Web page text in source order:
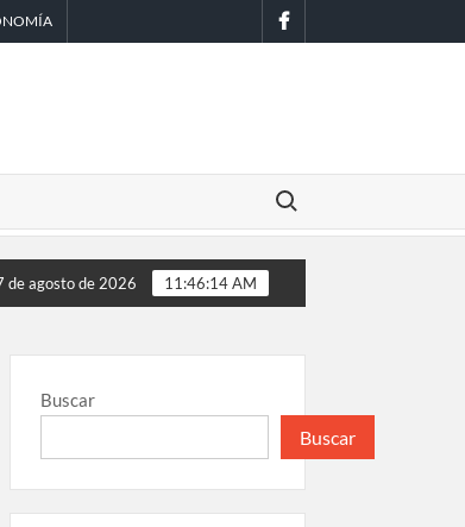
facebook
Buscar:
EE.UU. amplía revisión de redes sociales
de agosto de 2026 11:46:15 AM
Buscar
Buscar